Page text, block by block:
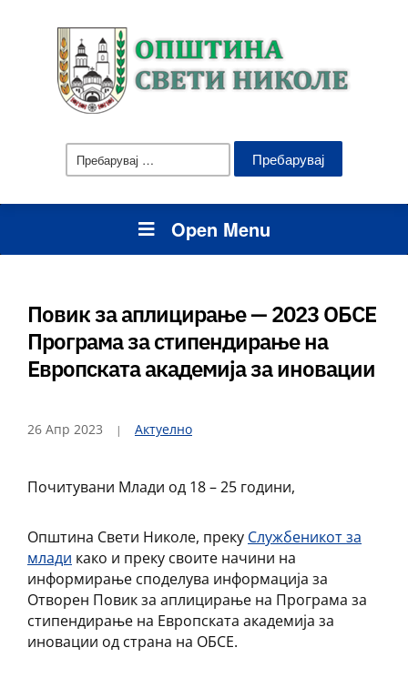
Пребарувај
за:
Open Menu
Повик за аплицирање — 2023 ОБСЕ
Програма за стипендирање на
Европската академија за иновации
26 Апр 2023 Актуелно
Почитувани Млади од 18 – 25 години,
Општина Свети Николе, преку Службеникот за
млади како и преку своите начини на
информирање споделува информација за
Отворен Повик за аплицирање на Програма за
стипендирање на Европската академија за
иновации од страна на ОБСЕ.